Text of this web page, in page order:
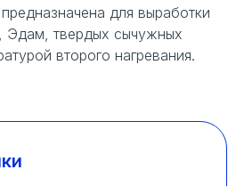
383‒07‒24
для выработки
Эдам, твердых сычужных
второго нагревания.